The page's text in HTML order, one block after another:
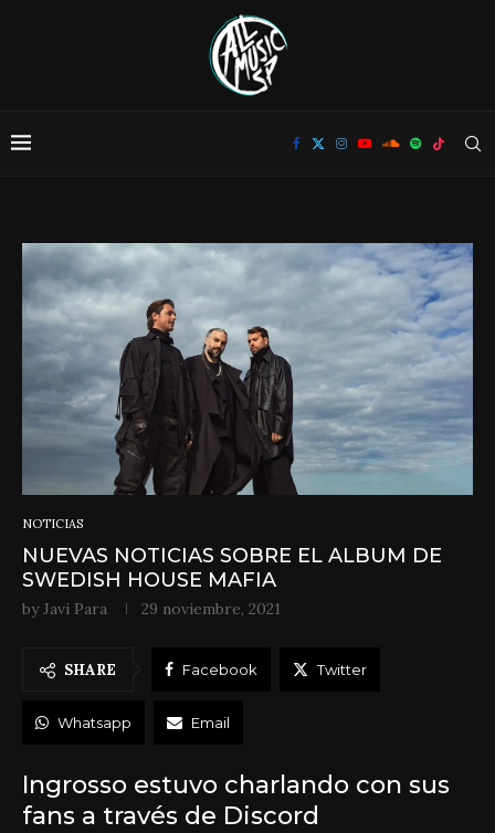
NOTICIAS
NUEVAS NOTICIAS SOBRE EL ALBUM DE
SWEDISH HOUSE MAFIA
byJavi Para 29 noviembre, 2021
SHARE Facebook Twitter
Whatsapp Email
Ingrosso estuvo charlando con sus
fans a través de Discord